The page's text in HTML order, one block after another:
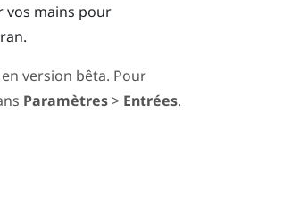
vos mains pour
version bêta. Pour
Paramètres> Entrées.